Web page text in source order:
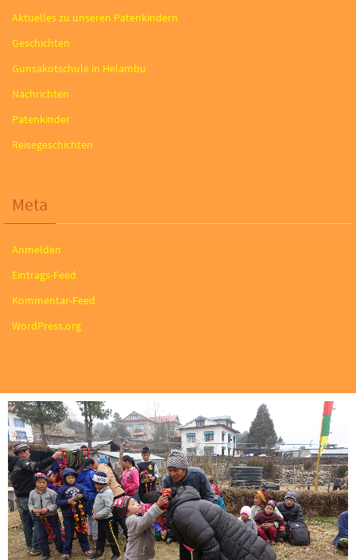
Aktuelles zu unseren Patenkindern
Geschichten
Gunsakotschule in Helambu
Nachrichten
Patenkinder
Reisegeschichten
Meta
Anmelden
Eintrags-Feed
Kommentar-Feed
WordPress.org